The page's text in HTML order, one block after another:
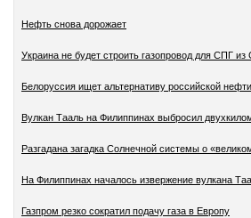
Нефть снова дорожает
Украина не будет строить газопровод для СПГ
Белоруссия ищет альтернативу российской нефти
Вулкан Тааль на Филиппинах выбросил
Разгадана загадка Солнечной системы о
На Филиппинах началось извержение вулкана
Газпром резко сократил подачу газа в Европу